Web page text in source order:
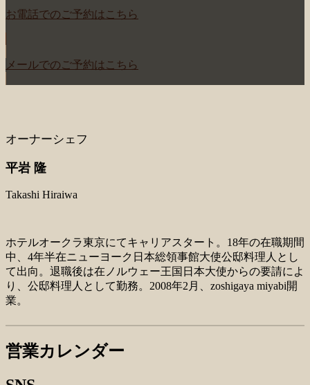
お電話でのご予約はこちら
メールでのご予約はこちら
オーナーシェフ
平岩 隆
Takashi Hiraiwa
ホテルオークラ東京にてキャリアスタート。18年の在職期間
中、4年半在ニューヨーク日本総領事館大使公邸料理人とし
て出向。退職後は在ノルウェー王国日本大使からの要請によ
り、公邸料理人として勤務。2008年2月、zoshigaya miyabi開
業。
営業カレンダー